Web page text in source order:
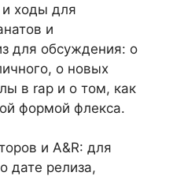
ходы для
и
для обсуждения: о
о новых
в rap и о том, как
формой флекса.
и A&R: для
дате релиза,